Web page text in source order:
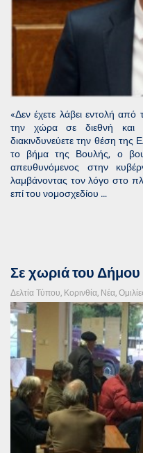
«Δεν έχετε λάβει εντολή
την χώρα σε διεθνή και
διακινδυνεύετε την θέση
το βήμα της Βουλής, ο
απευθυνόμενος στην
λαμβάνοντας τον λόγο στο
επί του νομοσχεδίου …
Σε χωριά του
Δελτία Τύπου, Κορινθία, Νέα,